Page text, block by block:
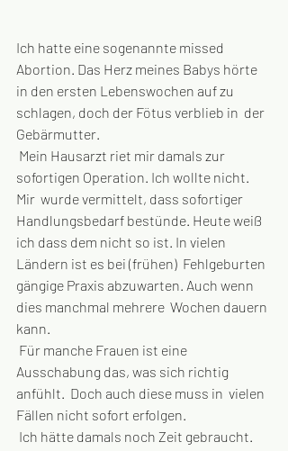
Ich hatte eine sogenannte missed
Abortion. Das Herz meines Babys hörte
in den ersten Lebenswochen auf zu
schlagen, doch der Fötus verblieb in  der
Gebärmutter.
sofortigen Operation. Ich wollte nicht.
Mir  wurde vermittelt, dass sofortiger
Handlungsbedarf bestünde. Heute weiß
ich dass dem nicht so ist. In vielen
Ländern ist es bei (frühen)  Fehlgeburten
gängige Praxis abzuwarten. Auch wenn
dies manchmal mehrere  Wochen dauern
kann.
Ausschabung das, was sich richtig
anfühlt.  Doch auch diese muss in  vielen
Fällen nicht sofort erfolgen.
Ich hätte damals noch Zeit gebraucht.